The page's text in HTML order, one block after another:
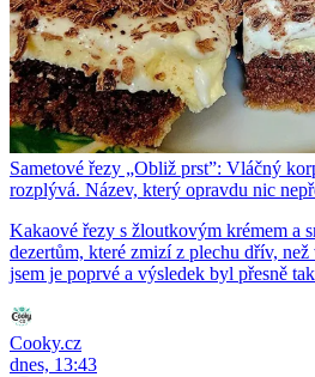
Sametové řezy „Obliž prst”: Vláčný
rozplývá. Název, který opravdu nic
Kakaové řezy s žloutkovým krémem a
dezertům, které zmizí z plechu dřív,
jsem je poprvé a výsledek byl přesně
Cooky.cz
dnes, 13:43